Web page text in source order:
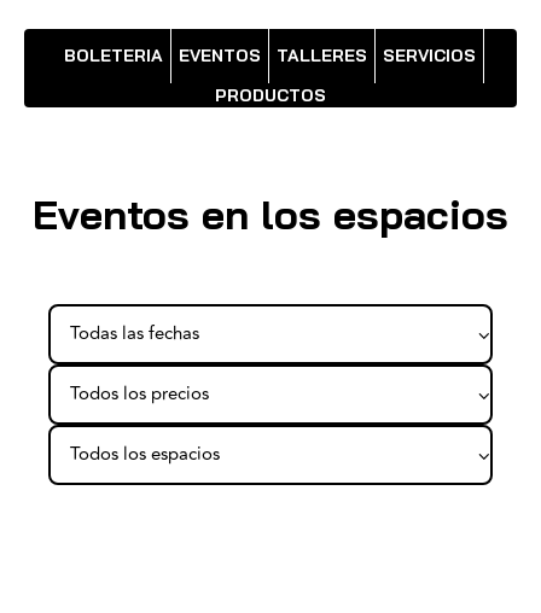
BOLETERIA EVENTOS TALLERES
SERVICIOS
PRODUCTOS
Eventos en los espacios